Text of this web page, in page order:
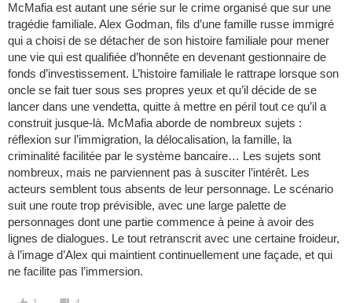
McMafia est autant une série sur le crime organisé que sur une
tragédie familiale. Alex Godman, fils d’une famille russe immigré
qui a choisi de se détacher de son histoire familiale pour mener
une vie qui est qualifiée d’honnête en devenant gestionnaire de
fonds d’investissement. L’histoire familiale le rattrape lorsque son
oncle se fait tuer sous ses propres yeux et qu’il décide de se
lancer dans une vendetta, quitte à mettre en péril tout ce qu’il a
construit jusque-là. McMafia aborde de nombreux sujets :
réflexion sur l’immigration, la délocalisation, la famille, la
criminalité facilitée par le système bancaire… Les sujets sont
nombreux, mais ne parviennent pas à susciter l’intérêt. Les
acteurs semblent tous absents de leur personnage. Le scénario
suit une route trop prévisible, avec une large palette de
personnages dont une partie commence à peine à avoir des
lignes de dialogues. Le tout retranscrit avec une certaine froideur,
à l’image d’Alex qui maintient continuellement une façade, et qui
ne facilite pas l’immersion.